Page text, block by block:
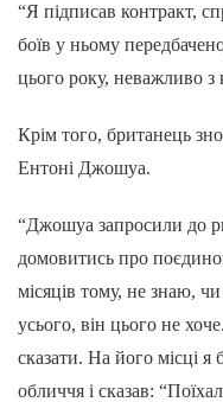
“Я підписав контракт,
боїв у ньому
цього року, неважливо з
Крім того, британець
Ентоні Джошуа.
“Джошуа запросили до
домовитись про
місяців тому, не знаю,
усього, він цього не
сказати. На його місці
обличчя і сказав: